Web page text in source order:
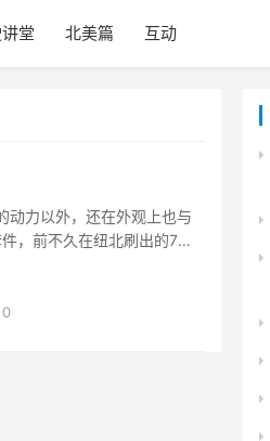
堂 北美篇 互动
动力以外，还在外观上也与
，前不久在纽北刷出的7分
0